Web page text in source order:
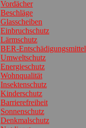
Vordächer
Beschläge
Glasscheiben
Einbruchschutz
Lärmschutz
BER-Entschädigungsmittel
Umweltschutz
Energieschutz
Wohnqualität
Insektenschutz
Kinderschutz
Barrierefreiheit
Sonnenschutz
Denkmalschutz